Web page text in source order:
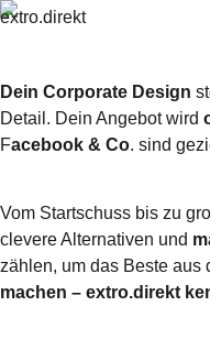
Dein Corporate Design
Detail. Dein Angebot wird
Facebook & Co. sind
Vom Startschuss bis zu
clevere Alternativen und
zählen, um das Beste aus
machen – extro.direkt